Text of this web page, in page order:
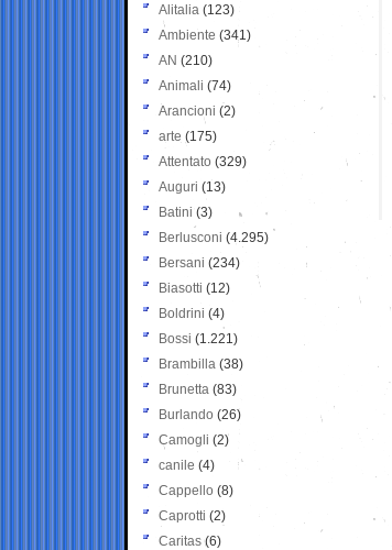
Alitalia (123)
Ambiente (341)
AN (210)
Animali (74)
Arancioni (2)
arte (175)
Attentato (329)
Auguri (13)
Batini (3)
Berlusconi (4.295)
Bersani (234)
Biasotti (12)
Boldrini (4)
Bossi (1.221)
Brambilla (38)
Brunetta (83)
Burlando (26)
Camogli (2)
canile (4)
Cappello (8)
Caprotti (2)
Caritas (6)